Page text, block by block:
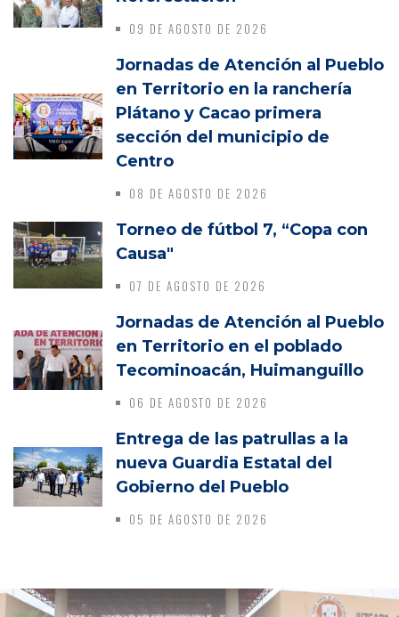
09 DE AGOSTO DE 2026
Jornadas de Atención al Pueblo
en Territorio en la ranchería
Plátano y Cacao primera
sección del municipio de
Centro
08 DE AGOSTO DE 2026
Torneo de fútbol 7, “Copa con
Causa"
07 DE AGOSTO DE 2026
Jornadas de Atención al Pueblo
en Territorio en el poblado
Tecominoacán, Huimanguillo
06 DE AGOSTO DE 2026
Entrega de las patrullas a la
nueva Guardia Estatal del
Gobierno del Pueblo
05 DE AGOSTO DE 2026